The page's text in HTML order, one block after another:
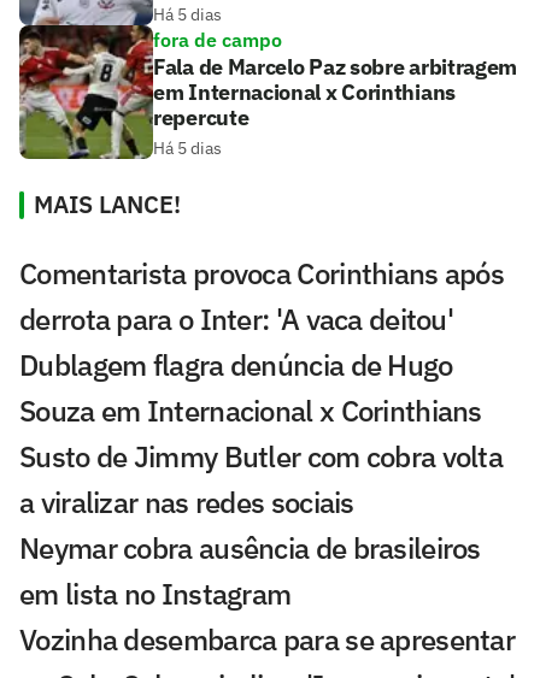
Há 5 dias
fora de campo
Fala de Marcelo Paz sobre arbitragem
em Internacional x Corinthians
repercute
Há 5 dias
MAIS LANCE!
Comentarista provoca Corinthians após
derrota para o Inter: 'A vaca deitou'
Dublagem flagra denúncia de Hugo
Souza em Internacional x Corinthians
Susto de Jimmy Butler com cobra volta
a viralizar nas redes sociais
Neymar cobra ausência de brasileiros
em lista no Instagram
Vozinha desembarca para se apresentar